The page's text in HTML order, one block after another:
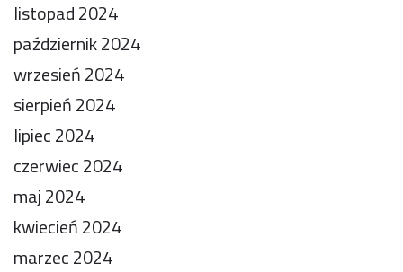
listopad 2024
październik 2024
wrzesień 2024
sierpień 2024
lipiec 2024
czerwiec 2024
maj 2024
kwiecień 2024
marzec 2024